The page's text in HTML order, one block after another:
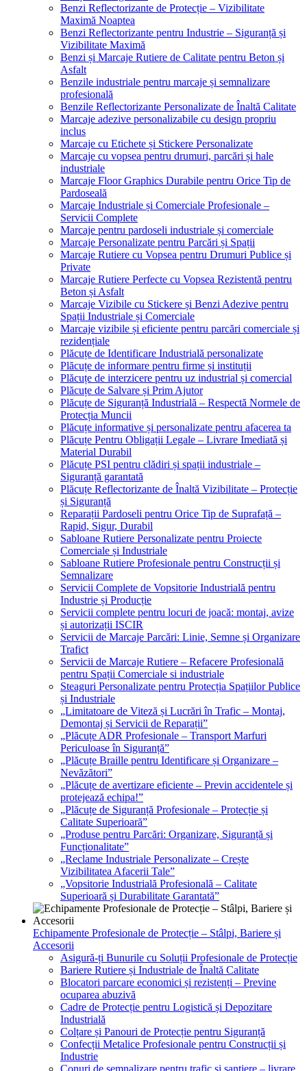
Benzi Reflectorizante de Protecție – Vizibilitate
Maximă Noaptea
Benzi Reflectorizante pentru Industrie – Siguranță și
Vizibilitate Maximă
Benzi și Marcaje Rutiere de Calitate pentru Beton și
Asfalt
Benzile industriale pentru marcaje și semnalizare
profesională
Benzile Reflectorizante Personalizate de Înaltă Calitate
Marcaje adezive personalizabile cu design propriu
inclus
Marcaje cu Etichete și Stickere Personalizate
Marcaje cu vopsea pentru drumuri, parcări și hale
industriale
Marcaje Floor Graphics Durabile pentru Orice Tip de
Pardoseală
Marcaje Industriale și Comerciale Profesionale –
Servicii Complete
Marcaje pentru pardoseli industriale și comerciale
Marcaje Personalizate pentru Parcări și Spații
Marcaje Rutiere cu Vopsea pentru Drumuri Publice și
Private
Marcaje Rutiere Perfecte cu Vopsea Rezistentă pentru
Beton și Asfalt
Marcaje Vizibile cu Stickere și Benzi Adezive pentru
Spații Industriale și Comerciale
Marcaje vizibile și eficiente pentru parcări comerciale și
rezidențiale
Plăcuțe de Identificare Industrială personalizate
Plăcuțe de informare pentru firme și instituții
Plăcuțe de interzicere pentru uz industrial și comercial
Plăcuțe de Salvare și Prim Ajutor
Plăcuțe de Siguranță Industrială – Respectă Normele de
Protecția Muncii
Plăcuțe informative și personalizate pentru afacerea ta
Plăcuțe Pentru Obligații Legale – Livrare Imediată și
Material Durabil
Plăcuțe PSI pentru clădiri și spații industriale –
Siguranță garantată
Plăcuțe Reflectorizante de Înaltă Vizibilitate – Protecție
și Siguranță
Reparații Pardoseli pentru Orice Tip de Suprafață –
Rapid, Sigur, Durabil
Sabloane Rutiere Personalizate pentru Proiecte
Comerciale și Industriale
Sabloane Rutiere Profesionale pentru Construcții și
Semnalizare
Servicii Complete de Vopsitorie Industrială pentru
Industrie și Producție
Servicii complete pentru locuri de joacă: montaj, avize
și autorizații ISCIR
Servicii de Marcaje Parcări: Linie, Semne și Organizare
Trafict
Servicii de Marcaje Rutiere – Refacere Profesională
pentru Spații Comerciale si industriale
Steaguri Personalizate pentru Protecția Spațiilor Publice
și Industriale
„Limitatoare de Viteză și Lucrări în Trafic – Montaj,
Demontaj și Servicii de Reparații”
„Plăcuțe ADR Profesionale – Transport Marfuri
Periculoase în Siguranță”
„Plăcuțe Braille pentru Identificare și Organizare –
Nevăzători”
„Plăcuțe de avertizare eficiente – Previn accidentele și
protejează echipa!”
„Plăcuțe de Siguranță Profesionale – Protecție și
Calitate Superioară”
„Produse pentru Parcări: Organizare, Siguranță și
Funcționalitate”
„Reclame Industriale Personalizate – Crește
Vizibilitatea Afacerii Tale”
„Vopsitorie Industrială Profesională – Calitate
Superioară și Durabilitate Garantată”
Echipamente Profesionale de Protecție – Stâlpi, Bariere și
Accesorii
Asigură-ți Bunurile cu Soluții Profesionale de Protecție
Bariere Rutiere și Industriale de Înaltă Calitate
Blocatori parcare economici și rezistenți – Previne
ocuparea abuzivă
Cadre de Protecție pentru Logistică și Depozitare
Industrială
Colțare și Panouri de Protecție pentru Siguranță
Confecții Metalice Profesionale pentru Construcții și
Industrie
Conuri de semnalizare pentru trafic și șantiere – livrare